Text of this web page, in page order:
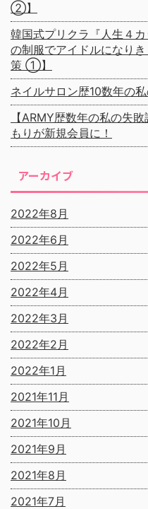
②】
韓国式プリクラ『人生４
の制服でアイドルになり
策 ①】
ネイルサロン歴10数年の
【ARMY歴数年の私の失
もりが新規会員に！
アーカイブ
2022年8月
2022年6月
2022年5月
2022年4月
2022年3月
2022年2月
2022年1月
2021年11月
2021年10月
2021年9月
2021年8月
2021年7月